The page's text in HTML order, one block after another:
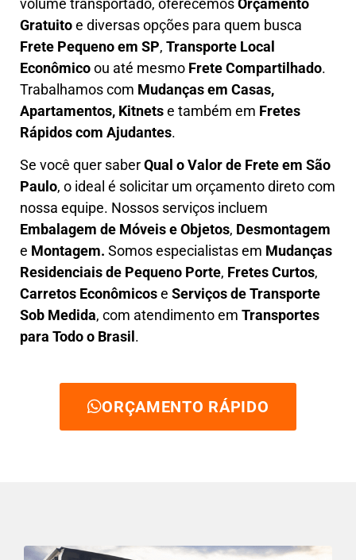
volume transportado, oferecemosOrçamento
Gratuitoe diversas opções para quem busca
Frete Pequeno em SP, Transporte Local
Econômicoou até mesmo Frete Compartilhado.
Trabalhamos com Mudanças em Casas,
Apartamentos, Kitnetse também em Fretes
Rápidos com Ajudantes.
Se você quer saberQual o Valor de Frete em São
Paulo, o ideal é solicitar um orçamento direto com
nossa equipe. Nossos serviços incluem
Embalagem de Móveis e Objetos, Desmontagem
e Montagem. Somos especialistas em Mudanças
Residenciais de Pequeno Porte, Fretes Curtos,
Carretos Econômicose Serviços de Transporte
Sob Medida, com atendimento em Transportes
para Todo o Brasil .
ORÇAMENTO RÁPIDO